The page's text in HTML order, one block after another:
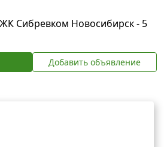
Сибревком Новосибирск - 5
Добавить объявление